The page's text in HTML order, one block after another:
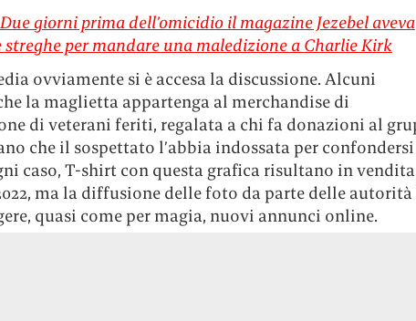
giorni prima dell’omicidio il magazine Jezebel aveva
streghe per mandare una maledizione a Charlie Kirk
ovviamente si è accesa la discussione. Alcuni
la maglietta appartenga al merchandise di
di veterani feriti, regalata a chi fa donazioni al
che il sospettato l’abbia indossata per
caso, T-shirt con questa grafica risultano in vendita
ma la diffusione delle foto da parte delle autorità
quasi come per magia, nuovi annunci online.